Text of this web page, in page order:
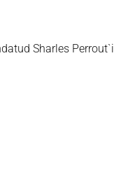
Sharles Perrout`i